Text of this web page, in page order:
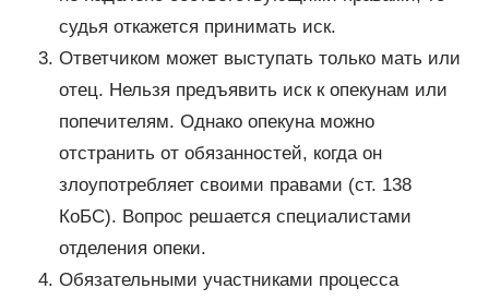
судья откажется принимать иск.
Ответчиком может выступать только мать или
отец. Нельзя предъявить иск к опекунам или
попечителям. Однако опекуна можно
отстранить от обязанностей, когда он
злоупотребляет своими правами (ст. 138
КоБС). Вопрос решается специалистами
отделения опеки.
Обязательными участниками процесса